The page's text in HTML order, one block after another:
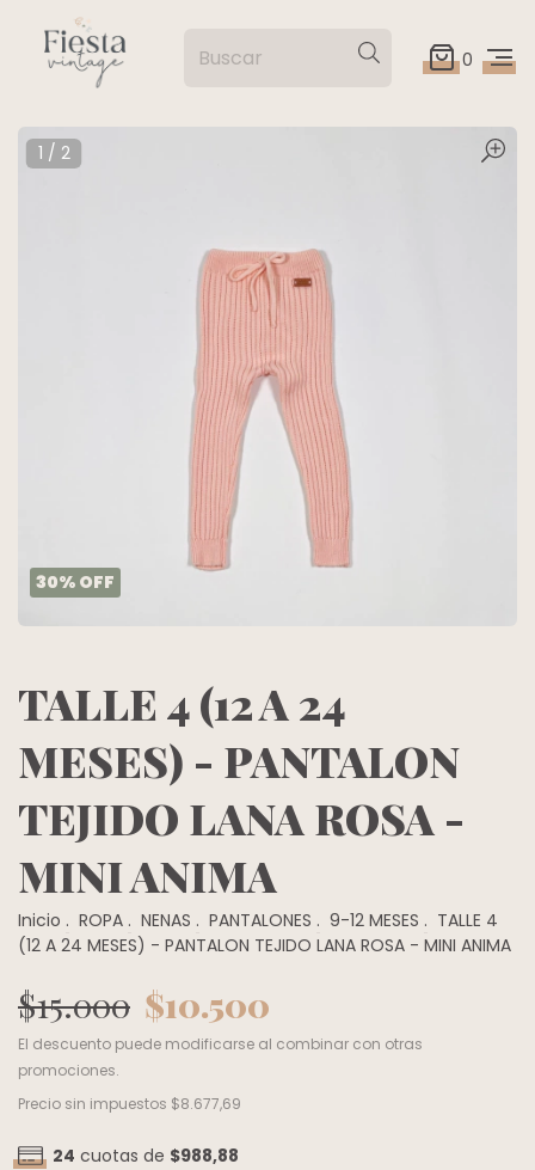
0
TALLE 4 (12 A 24
MESES) - PANTALON
TEJIDO LANA ROSA -
MINI ANIMA
Inicio . ROPA . NENAS . PANTALONES . 9-12 MESES . TALLE 4
(12 A 24 MESES) - PANTALON TEJIDO LANA ROSA - MINI ANIMA
$15.000 $10.500
El descuento puede modificarse al combinar con otras
promociones.
Precio sin impuestos $8.677,69
24 cuotas de $988,88
30% OFF
1 / 2